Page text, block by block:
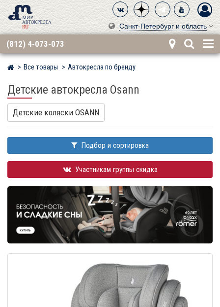
Санкт-Петербург и область
(812) 4-073-073
Мир детских автокресел
Все товары Автокресла по бренду
Детские автокресла Osann
Детские коляски OSANN
Подбор и сортировка
Участникам группы скидка